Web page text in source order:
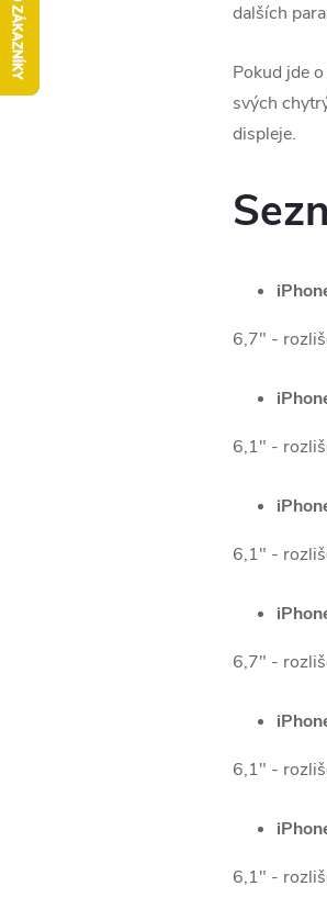
dalších
Pokud jde
svých
displeje.
6,7" -
6,1" -
6,1" -
6,7" -
6,1" -
6,1" -